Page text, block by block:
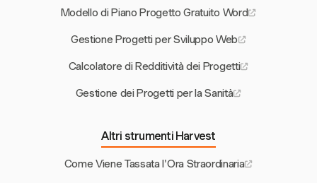
Modello di Piano Progetto Gratuito Word
Gestione Progetti per Sviluppo Web
Calcolatore di Redditività dei Progetti
Gestione dei Progetti per la Sanità
Altri strumenti Harvest
Come Viene Tassata l'Ora Straordinaria